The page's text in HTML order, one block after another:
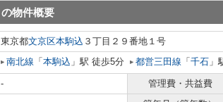
の物件概要
東京都文京区本駒込 ３丁目２９番地１号
南北線 「 本駒込 」駅 徒歩5分 都営三田線 「 千石 」
- 管理費・共益費